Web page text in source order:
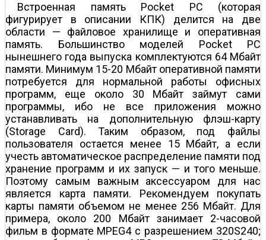
Встроенная память Pocket PC (которая
фигурирует в описании КПК) делится на две
области — файловое хранилище и оперативная
память. Большинство моделей Pocket PC
нынешнего года выпуска комплектуются 64 Мбайт
памяти. Минимум 15-20 Мбайт оперативной памяти
потребуется для нормальной работы офисных
программ, еще около 30 Мбайт займут сами
программы, ибо не все приложения можно
устанавливать на дополнительную флэш-карту
(Storage Card). Таким образом, под файлы
пользователя остается менее 15 Мбайт, а если
учесть автоматическое распределение памяти под
хранение программ и их запуск — и того меньше.
Поэтому самым важным аксессуаром для нас
является карта памяти. Рекомендуем покупать
карты памяти объемом не менее 256 Мбайт. Для
примера, около 200 Мбайт занимает 2-часовой
фильм в формате MPEG4 с разрешением 320Ѕ240;